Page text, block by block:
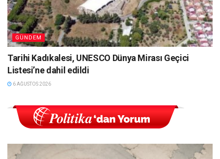
GÜNDEM
Tarihi Kadıkalesi, UNESCO Dünya Mirası Geçici
Listesi’ne dahil edildi
6 AĞUSTOS 2026